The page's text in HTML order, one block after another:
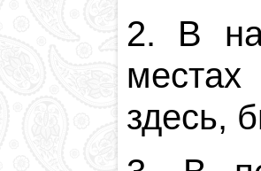
2. В
здесь,